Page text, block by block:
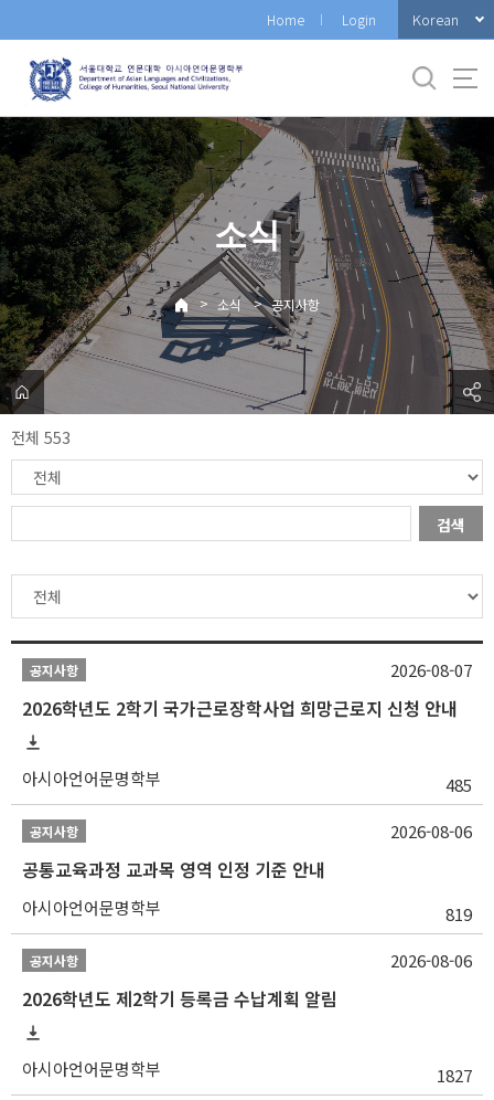
로
메
뉴
Home Login Korean
소식
> 소식 > 공지사항
전체 553
검색
공지사항
2026학년도 2학기 국가근로장학사업 희망근로지 신청 안내
아시아언어문명학부 485
2026-08-07
공지사항
공통교육과정 교과목 영역 인정 기준 안내
아시아언어문명학부 819
2026-08-06
공지사항
2026학년도 제2학기 등록금 수납계획 알림
아시아언어문명학부 1827
2026-08-06